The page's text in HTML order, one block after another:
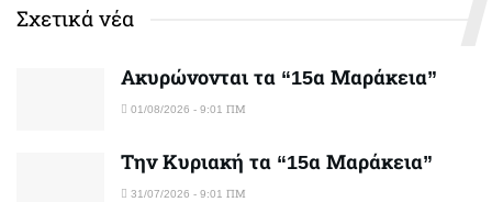
Σχετικά νέα
Ακυρώνονται τα “15α Μαράκεια”
01/08/2026 - 9:01 ΠΜ
Την Κυριακή τα “15α Μαράκεια”
31/07/2026 - 9:01 ΠΜ